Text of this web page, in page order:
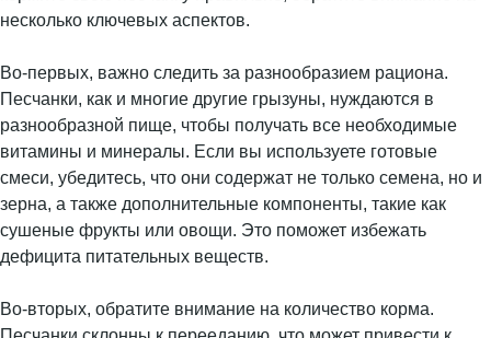
несколько ключевых аспектов.
Во-первых, важно следить за разнообразием рациона.
Песчанки, как и многие другие грызуны, нуждаются в
разнообразной пище, чтобы получать все необходимые
витамины и минералы. Если вы используете готовые
смеси, убедитесь, что они содержат не только семена, но и
зерна, а также дополнительные компоненты, такие как
сушеные фрукты или овощи. Это поможет избежать
дефицита питательных веществ.
Во-вторых, обратите внимание на количество корма.